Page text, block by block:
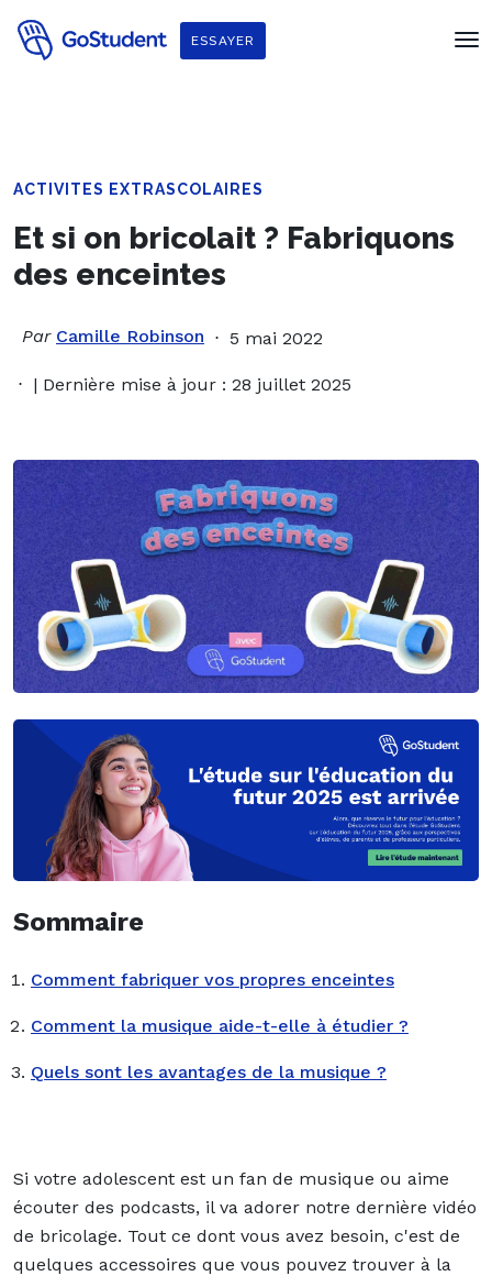
ESSAYER
ACTIVITES EXTRASCOLAIRES
Et si on bricolait ? Fabriquons
des enceintes
Par Camille Robinson 5 mai 2022
| Dernière mise à jour : 28 juillet 2025
Sommaire
Comment fabriquer vos propres enceintes
Comment la musique aide-t-elle à étudier ?
Quels sont les avantages de la musique ?
Si votre adolescent est un fan de musique ou aime
écouter des podcasts, il va adorer notre dernière vidéo
de bricolage. Tout ce dont vous avez besoin, c'est de
quelques accessoires que vous pouvez trouver à la